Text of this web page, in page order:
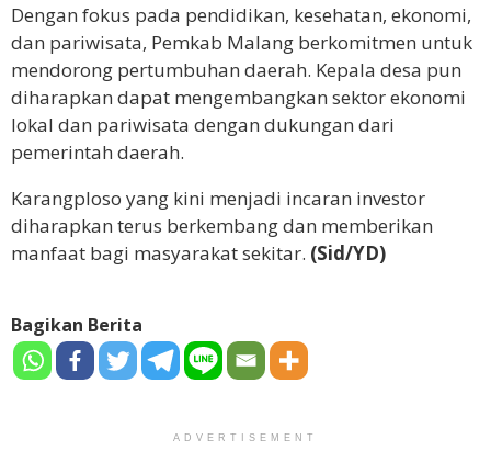
Dengan fokus pada pendidikan, kesehatan, ekonomi,
dan pariwisata, Pemkab Malang berkomitmen untuk
mendorong pertumbuhan daerah. Kepala desa pun
diharapkan dapat mengembangkan sektor ekonomi
lokal dan pariwisata dengan dukungan dari
pemerintah daerah.
Karangploso yang kini menjadi incaran investor
diharapkan terus berkembang dan memberikan
manfaat bagi masyarakat sekitar. (Sid/YD)
Bagikan Berita
ADVERTISEMENT